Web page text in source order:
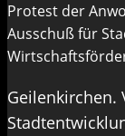
Protest der
Ausschuß für
Geilenkirchen.